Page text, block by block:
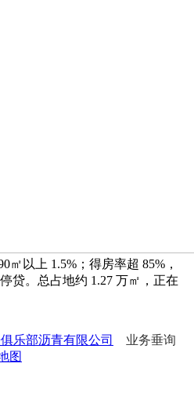
㎡以上 1.5%；得房率超 85%，
贷。总占地约 1.27 万㎡，正在
乐部沥青有限公司
业务垂询
图